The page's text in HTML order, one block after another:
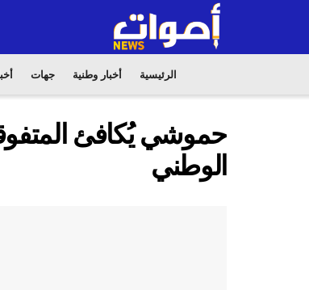
الرئيسية أخبار وطنية جهات
حموشي يُكافئ
الوطني